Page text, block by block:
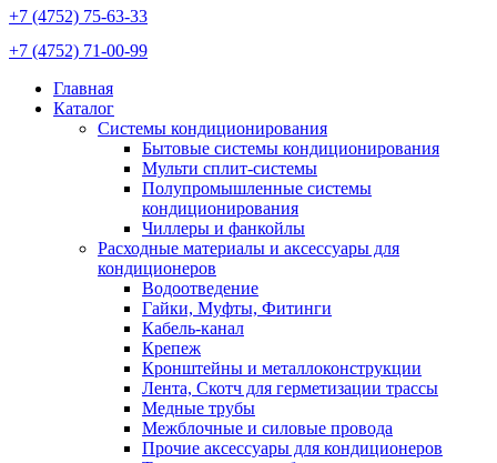
+7 (4752) 75-63-33
+7 (4752) 71-00-99
Главная
Каталог
Системы кондиционирования
Бытовые системы кондиционирования
Мульти сплит-системы
Полупромышленные системы
кондиционирования
Чиллеры и фанкойлы
Расходные материалы и аксессуары для
кондиционеров
Водоотведение
Гайки, Муфты, Фитинги
Кабель-канал
Крепеж
Кронштейны и металлоконструкции
Лента, Скотч для герметизации трассы
Медные трубы
Межблочные и силовые провода
Прочие аксессуары для кондиционеров